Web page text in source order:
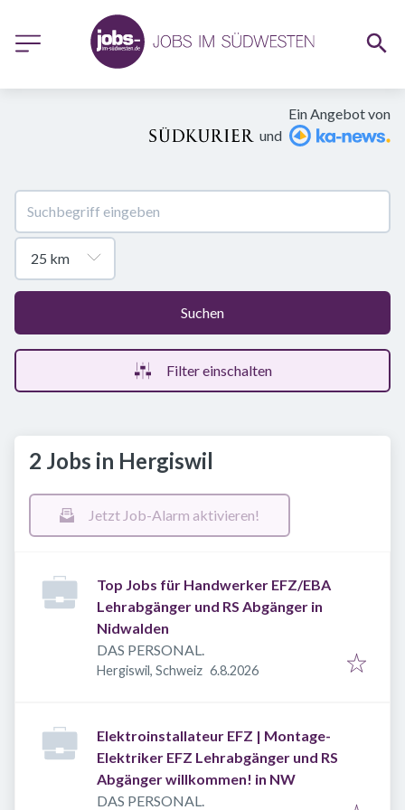
Ein Angebot von
und
Suchen
Filter einschalten
2 Jobs in Hergiswil
Jetzt Job-Alarm aktivieren!
Top Jobs für Handwerker EFZ/EBA
Lehrabgänger und RS Abgänger in
Nidwalden
DAS PERSONAL.
Hergiswil, Schweiz Veröffentlicht
6.8.2026
Elektroinstallateur EFZ | Montage-
Elektriker EFZ Lehrabgänger und RS
Abgänger willkommen! in NW
DAS PERSONAL.